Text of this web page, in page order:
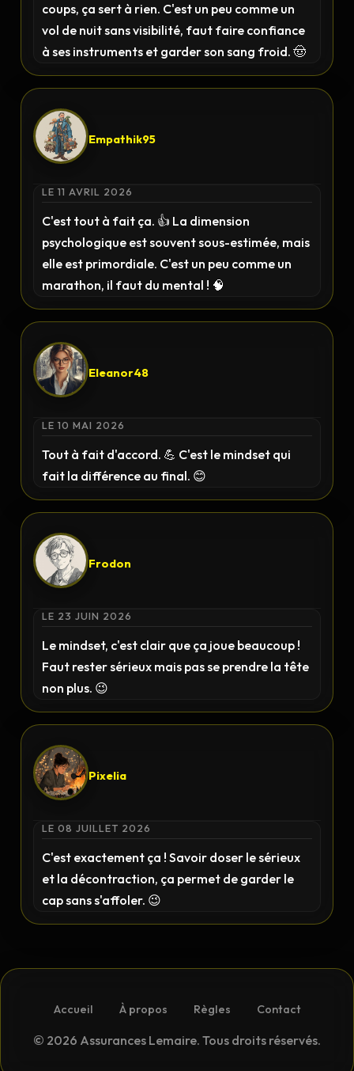
coups, ça sert à rien. C'est un peu comme un
vol de nuit sans visibilité, faut faire confiance
à ses instruments et garder son sang froid. 🤠
Empathik95
LE 11 AVRIL 2026
C'est tout à fait ça. 👍 La dimension
psychologique est souvent sous-estimée, mais
elle est primordiale. C'est un peu comme un
marathon, il faut du mental ! 🧠
Eleanor48
LE 10 MAI 2026
Tout à fait d'accord. 💪 C'est le mindset qui
fait la différence au final. 😊
Frodon
LE 23 JUIN 2026
Le mindset, c'est clair que ça joue beaucoup !
Faut rester sérieux mais pas se prendre la tête
non plus. 😉
Pixelia
LE 08 JUILLET 2026
C'est exactement ça ! Savoir doser le sérieux
et la décontraction, ça permet de garder le
cap sans s'affoler. 😉
Accueil À propos Règles Contact
© 2026 Assurances Lemaire. Tous droits réservés.